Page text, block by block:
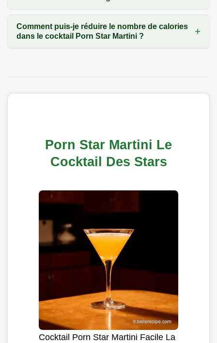
Comment puis-je réduire le nombre de calories
dans le cocktail Porn Star Martini ?
Porn Star Martini Le
Cocktail Des Stars
Cocktail Porn Star Martini Facile La